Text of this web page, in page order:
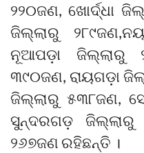
୨୨୦ଜଣ, ଖୋର୍ଦ୍ଧା
ଜିଲ୍ଲାରୁ
ନୂଆପଡ଼ା ଜିଲ୍ଲାରୁ
୩୯୦ଜଣ, ରାୟଗଡ଼ା
ଜିଲ୍ଲାରୁ ୫୩୮ଜଣ,
ସୁନ୍ଦରଗଡ଼
୨୬୭ଜଣ ରହିଛନ୍ତି ।